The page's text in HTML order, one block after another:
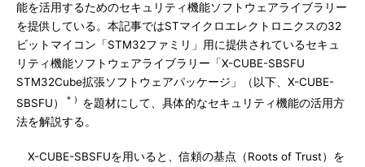
能を活用するためのセキュリティ機能ソフトウェアライブラリー
を提供している。本記事ではSTマイクロエレクトロニクスの32
ビットマイコン「STM32ファミリ」用に提供されているセキュ
リティ機能ソフトウェアライブラリー「X-CUBE-SBSFU
STM32Cube拡張ソフトウェアパッケージ」（以下、X-CUBE-
SBSFU）
＊） を題材にして、具体的なセキュリティ機能の活用方
法を解説する。
X-CUBE-SBSFUを用いると、信頼の基点（Roots of Trust）を